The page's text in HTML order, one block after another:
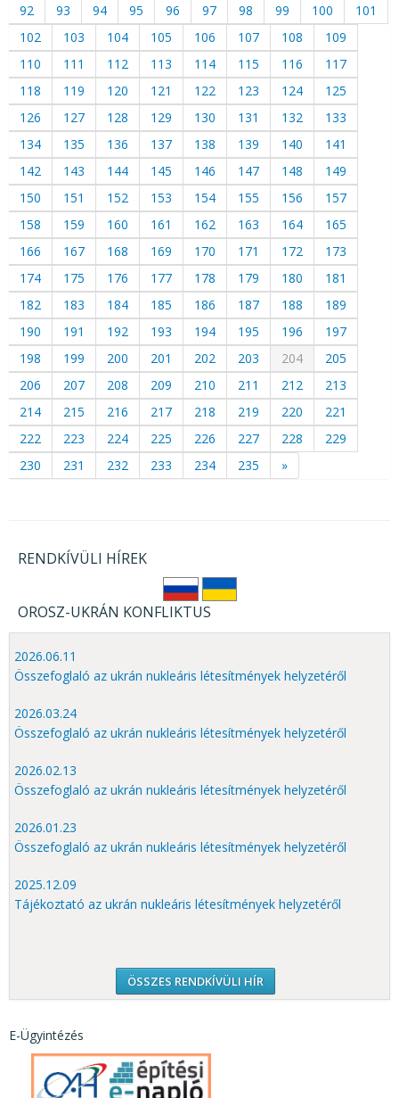
92
93 94 95 96 97 98 99 100
101
102
103 104 105 106 107 108
109
110
111 112 113 114 115 116
117
118
119 120 121 122 123 124
125
126
127 128 129 130 131 132
133
134
135 136 137 138 139 140
141
142
143 144 145 146 147 148
149
150
151 152 153 154 155 156
157
158
159 160 161 162 163 164
165
166
167 168 169 170 171 172
173
174
175 176 177 178 179 180
181
182
183 184 185 186 187 188
189
190
191 192 193 194 195 196
197
198
199 200 201 202 203 204
205
206
207 208 209 210 211 212
213
214
215 216 217 218 219 220
221
222
223 224 225 226 227 228
229
230
231 232 233 234 235 »
RENDKÍVÜLI HÍREK
OROSZ-UKRÁN KONFLIKTUS
2026.06.11
Összefoglaló az ukrán nukleáris létesítmények helyzetéről
2026.03.24
Összefoglaló az ukrán nukleáris létesítmények helyzetéről
2026.02.13
Összefoglaló az ukrán nukleáris létesítmények helyzetéről
2026.01.23
Összefoglaló az ukrán nukleáris létesítmények helyzetéről
2025.12.09
Tájékoztató az ukrán nukleáris létesítmények helyzetéről
ÖSSZES RENDKÍVÜLI HÍR
E-Ügyintézés